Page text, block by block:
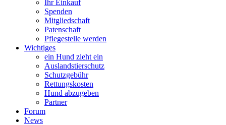
Ihr Einkauf
Spenden
Mitgliedschaft
Patenschaft
Pflegestelle werden
Wichtiges
ein Hund zieht ein
Auslandstierschutz
Schutzgebühr
Rettungskosten
Hund abzugeben
Partner
Forum
News